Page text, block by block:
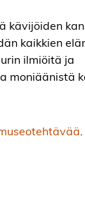
kävijöiden
kaikkien
ilmiöitä ja